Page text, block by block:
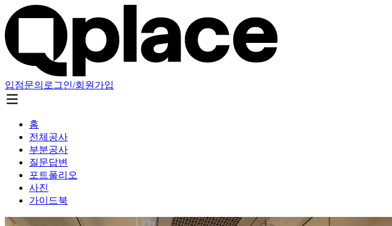
입점문의 로그인/회원가입
홈
전체공사
부분공사
질문답변
포트폴리오
사진
가이드북